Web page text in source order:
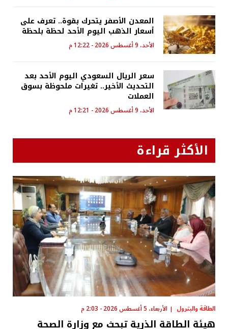
المعدن الأصفر يتحرك بقوة.. تعرف على
أسعار الذهب اليوم الأحد لحظة بلحظة
الأحد، 9 أغسطس 2026 - 12:22 م
سعر الريال السعودي اليوم الأحد بعد
التحديث الأخير.. تغيرات ملحوظة بسوق
العملات
الأحد، 9 أغسطس 2026 - 12:21 م
الأكثر قراءة
الطاقة والبترول الأربعاء، 5 أغسطس 2026 - 2:03 م
هيئة الطاقة الذرية تبحث مع وزارة الصحة